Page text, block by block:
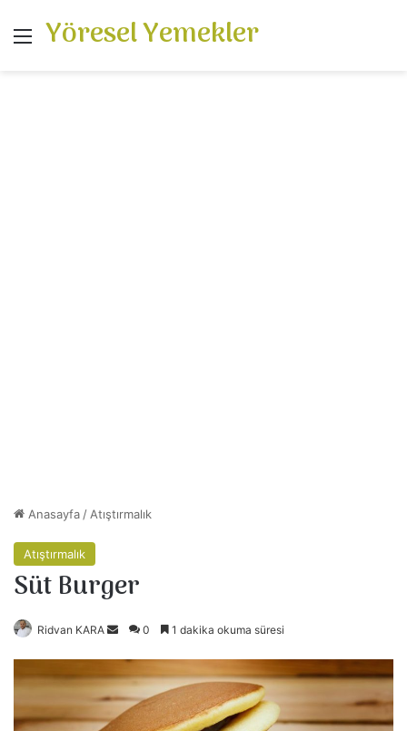
Menü
Yöresel Yemekler
Anasayfa / Atıştırmalık
Atıştırmalık
Süt Burger
Ridvan KARA
e
-
0 1 dakika okuma süresi